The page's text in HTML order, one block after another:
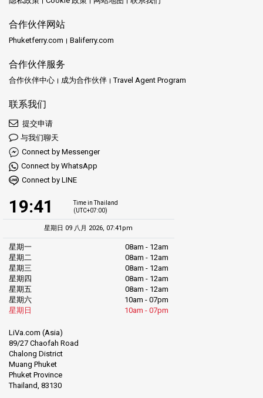
合作伙伴网站
Phuketferry.com Baliferry.com
合作伙伴服务
合作伙伴中心 成为合作伙伴 Travel Agent Program
联系我们
提交申请
与我们聊天
Connect by Messenger
Connect by WhatsApp
Connect by LINE
19:41
Time in Thailand
(UTC+07:00)
星期日 09 八月 2026, 07:41pm
星期一
08am - 12am
星期二
08am - 12am
星期三
08am - 12am
星期四
08am - 12am
星期五
08am - 12am
星期六
10am - 07pm
星期日
10am - 07pm
LiVa.com (Asia)
89/27 Chaofah Road
Chalong District
Muang Phuket
Phuket Province
Thailand, 83130